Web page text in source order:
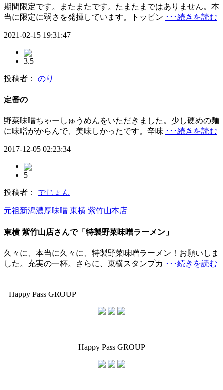
期間限定です。またまたです。たまたまではありません。本
当に限定に弱さを発揮しています。トッピン ･･･続きを読む
2021-02-15 19:31:47
3.5
投稿者： のり
定番の
野菜味噌ちゃーしゅうめんをいただきました。少し硬めの麺
に味噌がからんで、美味しかったです。辛味 ･･･続きを読む
2017-12-05 02:23:34
5
投稿者： でじょん
元祖新潟濃厚味噌 東横 紫竹山本店
東横 紫竹山店さんで「特製野菜味噌ラーメン」
久々に、本当に久々に、特製野菜味噌ラーメン！お願いしま
した。充実の一杯。さらに、東横スタンプカ ･･･続きを読む
Happy Pass GROUP
Happy Pass GROUP